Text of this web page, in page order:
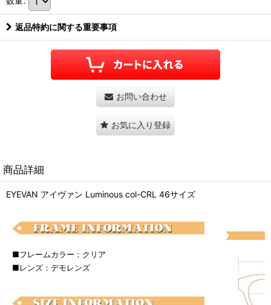
返品特約に関する重要事項
お問い合わせ
お気に入り登録
商品詳細
EYEVAN アイヴァン Luminous col-CRL 46サイズ
■フレームカラー：クリア
■レンズ：デモレンズ